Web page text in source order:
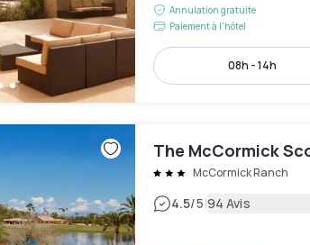
Annulation gratuite
Paiement à l'hôtel
08h - 14h
The McCormick
McCormick Ranch
4.5/5|94 Avis